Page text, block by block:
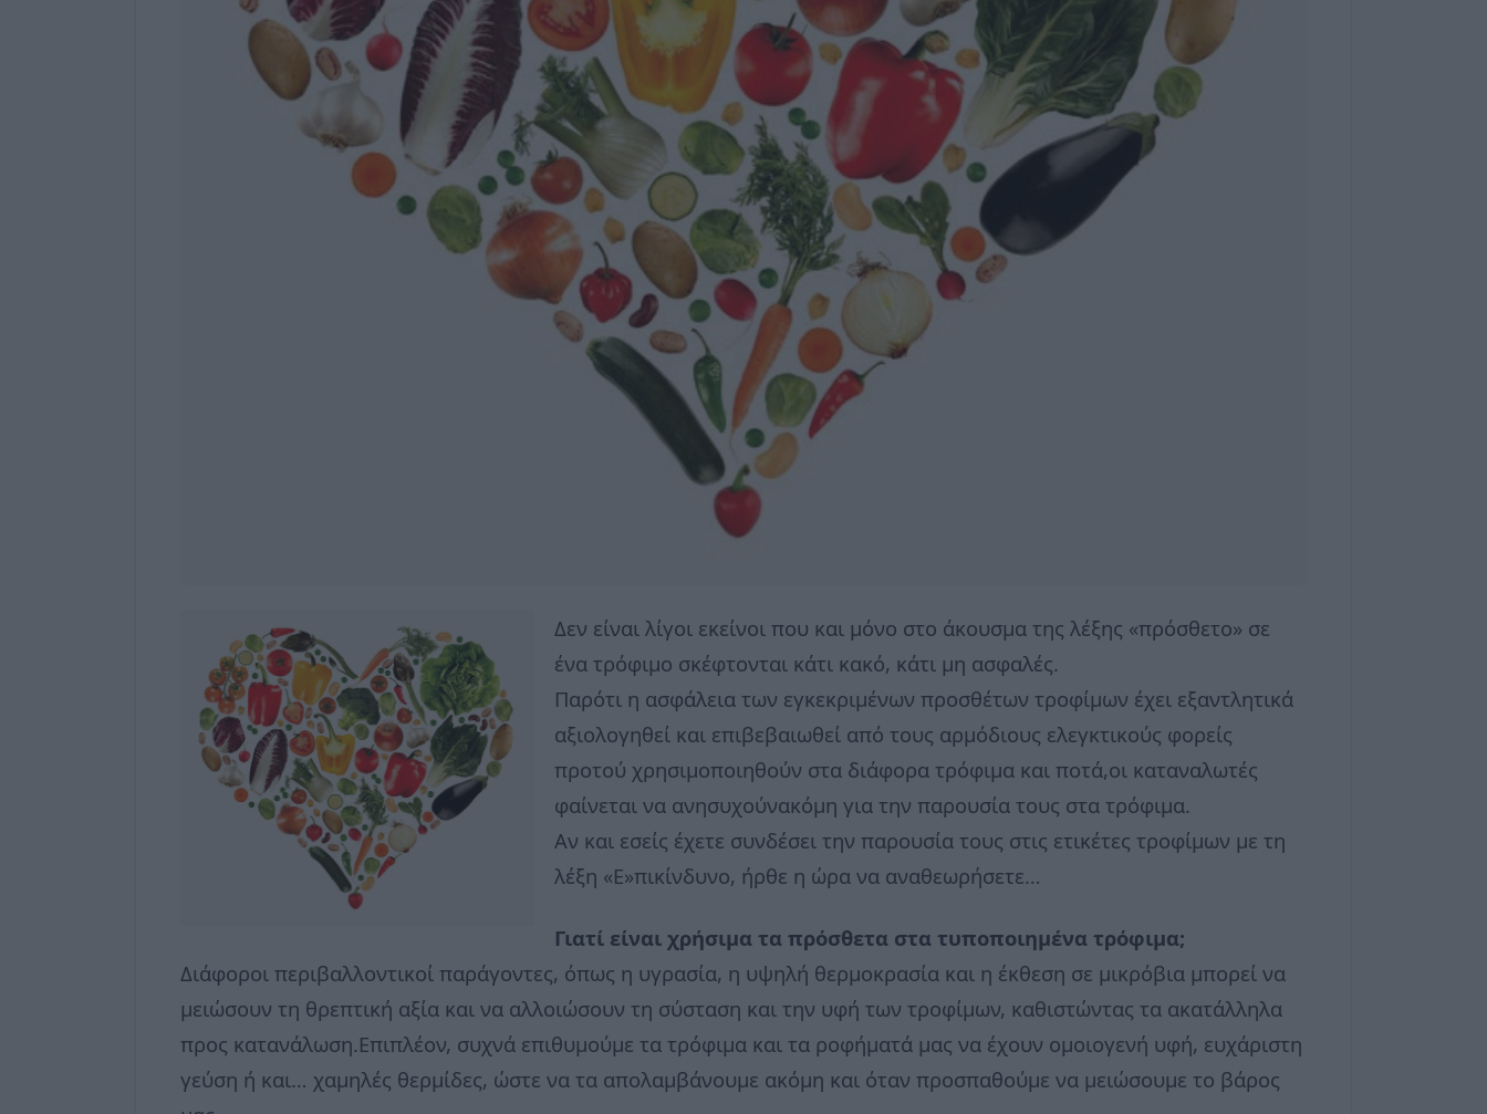
Δεν είναι λίγοι εκείνοι που και μόνο στο άκουσμα της λέξης «πρόσθετο» σε
ένα τρόφιμο σκέφτονται κάτι κακό, κάτι μη ασφαλές.
Παρότι η ασφάλεια των εγκεκριμένων προσθέτων τροφίμων έχει εξαντλητικά
αξιολογηθεί και επιβεβαιωθεί από τους αρμόδιους ελεγκτικούς φορείς
προτού χρησιμοποιηθούν στα διάφορα τρόφιμα και ποτά,οι καταναλωτές
φαίνεται να ανησυχούνακόμη για την παρουσία τους στα τρόφιμα.
Αν και εσείς έχετε συνδέσει την παρουσία τους στις ετικέτες τροφίμων με τη
λέξη «Ε»πικίνδυνο, ήρθε η ώρα να αναθεωρήσετε…
Γιατί είναι χρήσιμα τα πρόσθετα στα τυποποιημένα τρόφιμα;
Διάφοροι περιβαλλοντικοί παράγοντες, όπως η υγρασία, η υψηλή θερμοκρασία και η έκθεση σε μικρόβια μπορεί να
μειώσουν τη θρεπτική αξία και να αλλοιώσουν τη σύσταση και την υφή των τροφίμων, καθιστώντας τα ακατάλληλα
προς κατανάλωση.Επιπλέον, συχνά επιθυμούμε τα τρόφιμα και τα ροφήματά μας να έχουν ομοιογενή υφή, ευχάριστη
γεύση ή και… χαμηλές θερμίδες, ώστε να τα απολαμβάνουμε ακόμη και όταν προσπαθούμε να μειώσουμε το βάρος